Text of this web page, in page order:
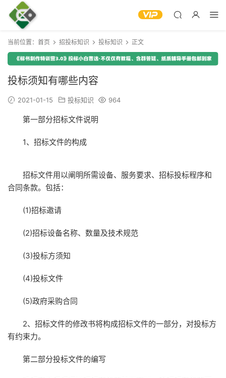
当前位置： 首页 招投标知识 投标知识 正文
投标须知有哪些内容
2021-01-15 投标知识 964
第一部分招标文件说明
1、招标文件的构成
招标文件用以阐明所需设备、服务要求、招标投标程序和
合同条款。包括：
(1)招标邀请
(2)招标设备名称、数量及技术规范
(3)投标方须知
(4)投标文件
(5)政府采购合同
2、招标文件的修改书将构成招标文件的一部分，对投标方
有约束力。
第二部分投标文件的编写